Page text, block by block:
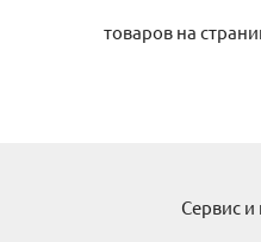
товаров на
Сервис